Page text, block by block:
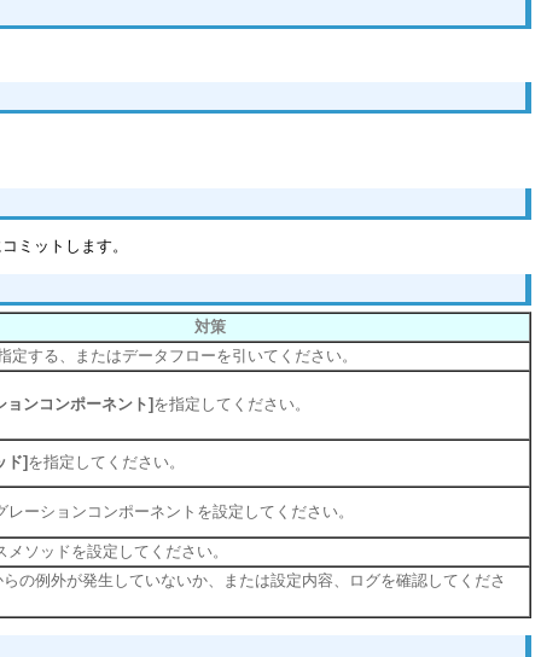
ミットします。
対策
定する、またはデータフローを引いてください。
ョンコンポーネント] を指定してください。
ド] を指定してください。
レーションコンポーネントを設定してください。
ソッドを設定してください。
の例外が発生していないか、または設定内容、ログを確認してくださ